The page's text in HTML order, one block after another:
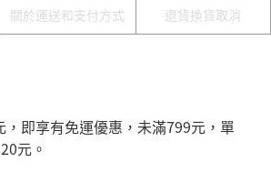
關於運送和支付方式 退貨換貨取消
，即享有免運優惠，未滿799元，單
元。